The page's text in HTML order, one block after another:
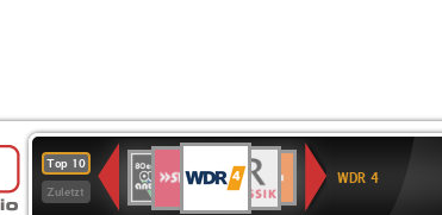
Top 10
Zuletzt
Deutschlandfunk
80er
90er
OLDIE
4
KLASSIK
Deutschlandfunk
Kultur
Kultur
2
WDR 4